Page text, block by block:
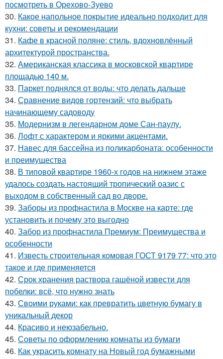
посмотреть в Орехово-Зуево
30. Какое напольное покрытие идеально подходит для
кухни: советы и рекомендации
31. Кафе в красной поляне: стиль, вдохновлённый
архитектурой пространства.
32. Американская классика в московской квартире
площадью 140 м.
33. Паркет поднялся от воды: что делать дальше
34. Сравнение видов гортензий: что выбрать
начинающему садоводу
35. Модернизм в легендарном доме Сан-паулу.
36. Лофт с характером и яркими акцентами.
37. Навес для бассейна из поликарбоната: особенности
и преимущества
38. В типовой квартире 1960-х годов на нижнем этаже
удалось создать настоящий тропический оазис с
выходом в собственный сад во дворе.
39. Заборы из профнастила в Москве на карте: где
установить и почему это выгодно
40. Забор из профнастила Премиум: Преимущества и
особенности
41. Известь строительная комовая ГОСТ 9179 77: что это
такое и где применяется
42. Срок хранения раствора гашёной извести для
побелки: всё, что нужно знать
43. Своими руками: как превратить цветную бумагу в
уникальный декор
44. Красиво и неюзабельно.
45. Советы по оформлению комнаты из бумаги
46. Как украсить комнату на Новый год бумажными